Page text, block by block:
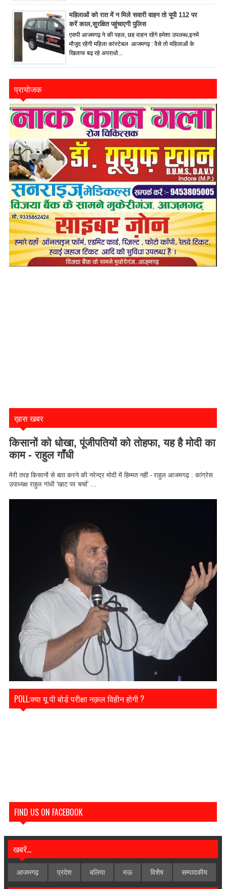
महिलाओं को रात में न मिले सवारी वाहन तो यूपी 112 पर
करें काल,सुरक्षित पहुंचाएगी पुलिस
एसपी आजमगढ़ ने की पहल, छह वाहन रहेंगे हमेशा उपलब्ध,इनमें
मौजूद रहेंगी महिला कांस्टेबल आजमगढ़ : वैसे तो महिलाओं के
खिलाफ बढ़ रहे अपराधो...
प्रायोजक
ख़ास खबर
किसानों को धोखा, पूंजीपतियों को तोहफा, यह है मोदी का
काम - राहुल गाँधी
मेरी तरह किसानों से बात करने की नरेन्द्र मोदी में हिम्मत नहीं - राहुल आजमगढ़ : कांग्रेस
उपाध्यक्ष राहुल गांधी 'खाट पर चर्चा' ...
POLL:क्या यू पी बोर्ड परीक्षा नक़ल विहीन होगी ?
FIND US ON FACEBOOK
खबरें...
आजमगढ़ प्रदेश बलिया मऊ विशेेष सम्पादकीय